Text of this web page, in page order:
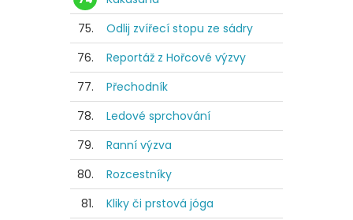
75.
Odlij zvířecí stopu ze sádry
76.
Reportáž z Hořcové výzvy
77.
Přechodník
78.
Ledové sprchování
79.
Ranní výzva
80.
Rozcestníky
81.
Kliky či prstová jóga